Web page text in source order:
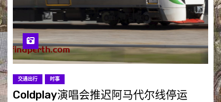
交通出行 时事
Coldplay演唱会推迟阿马代尔线停运